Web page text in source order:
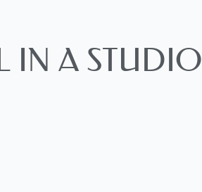
IN A STUDIO